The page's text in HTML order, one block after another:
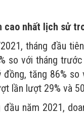
cao nhất lịch sử
tháng đầu
so với tháng
tăng 86% so
lần lượt 29% và
đầu năm 2021,